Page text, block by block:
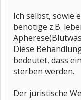
Ich selbst, sowie
benötige z.B.
Diese
bedeutet, dass
sterben werden.
Der juristische